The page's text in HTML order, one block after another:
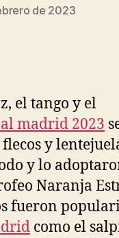
de 2023
el tango y el
madrid 2023
y
y lo
Naranja
fueron
como el